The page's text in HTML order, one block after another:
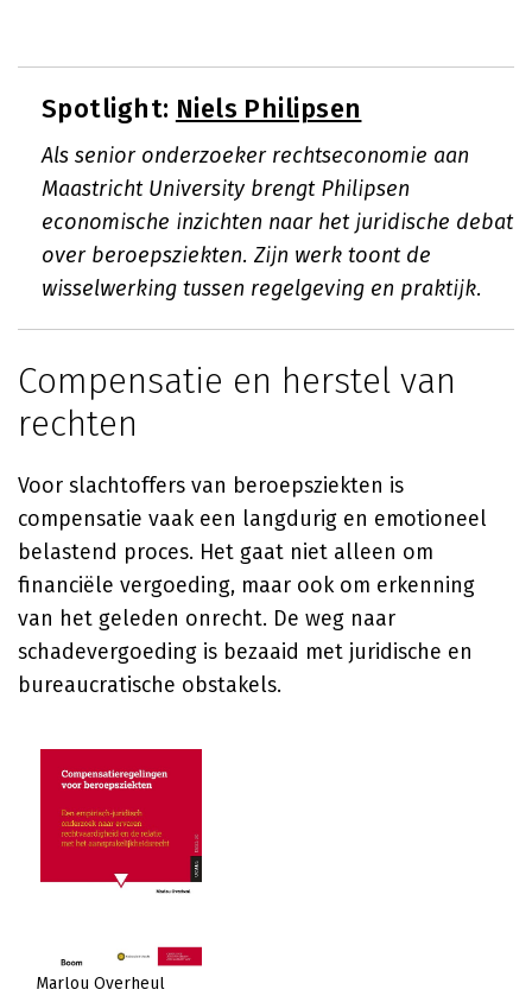
Spotlight: Niels Philipsen
Als senior onderzoeker rechtseconomie aan
Maastricht University brengt Philipsen
economische inzichten naar het juridische debat
over beroepsziekten. Zijn werk toont de
wisselwerking tussen regelgeving en praktijk.
Compensatie en herstel van
rechten
Voor slachtoffers van beroepsziekten is
compensatie vaak een langdurig en emotioneel
belastend proces. Het gaat niet alleen om
financiële vergoeding, maar ook om erkenning
van het geleden onrecht. De weg naar
schadevergoeding is bezaaid met juridische en
bureaucratische obstakels.
Marlou Overheul